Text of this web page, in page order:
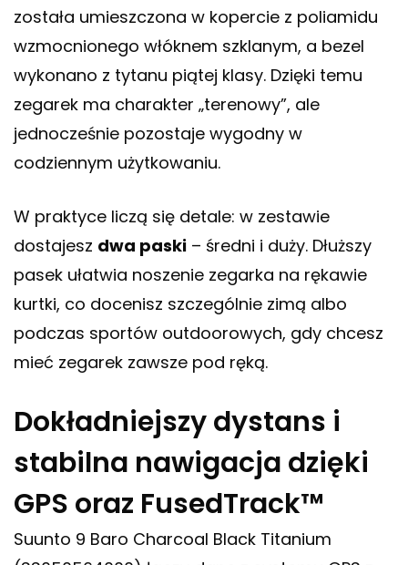
została umieszczona w kopercie z poliamidu
wzmocnionego włóknem szklanym, a bezel
wykonano z tytanu piątej klasy. Dzięki temu
zegarek ma charakter „terenowy”, ale
jednocześnie pozostaje wygodny w
codziennym użytkowaniu.
W praktyce liczą się detale: w zestawie
dostajesz dwa paski – średni i duży. Dłuższy
pasek ułatwia noszenie zegarka na rękawie
kurtki, co docenisz szczególnie zimą albo
podczas sportów outdoorowych, gdy chcesz
mieć zegarek zawsze pod ręką.
Dokładniejszy dystans i
stabilna nawigacja dzięki
GPS oraz FusedTrack™
Suunto 9 Baro Charcoal Black Titanium